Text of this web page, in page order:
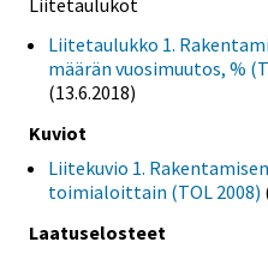
Liitetaulukko 1.
määrän vuosimuutos, %
(13.6.2018)
Kuviot
Liitekuvio 1.
toimialoittain (TOL 2008)
Laatuselosteet